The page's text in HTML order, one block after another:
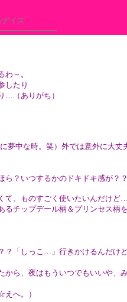
デイズ
～。
したり
…（ありがち）
夢中な時。笑）外では意外に大丈
？いつするかのドキドキ感が？？
て、ものすごく使いたいんだけど…
チップデール柄＆プリンセス柄を
？「しっこ…」行きかけるんだけ
から、夜はもういつでもいいや、
へ。）